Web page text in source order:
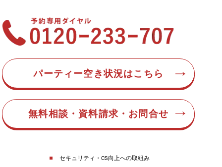
パーティー空き状況はこちら
無料相談・資料請求・お問合せ
セキュリティ・CS向上への取組み